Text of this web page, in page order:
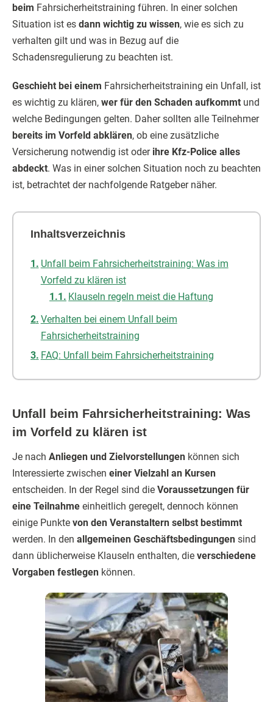
beim Fahrsicherheitstraining führen. In einer solchen
Situation ist es dann wichtig zu wissen, wie es sich zu
verhalten gilt und was in Bezug auf die
Schadensregulierung zu beachten ist.
Geschieht bei einem Fahrsicherheitstraining ein Unfall, ist
es wichtig zu klären, wer für den Schaden aufkommt und
welche Bedingungen gelten. Daher sollten alle Teilnehmer
bereits im Vorfeld abklären, ob eine zusätzliche
Versicherung notwendig ist oder ihre Kfz-Police alles
abdeckt. Was in einer solchen Situation noch zu beachten
ist, betrachtet der nachfolgende Ratgeber näher.
Inhaltsverzeichnis
Unfall beim Fahrsicherheitstraining: Was im
Vorfeld zu klären ist
Klauseln regeln meist die Haftung
Verhalten bei einem Unfall beim
Fahrsicherheitstraining
FAQ: Unfall beim Fahrsicherheitstraining
Unfall beim Fahrsicherheitstraining: Was
im Vorfeld zu klären ist
Je nach Anliegen und Zielvorstellungen können sich
Interessierte zwischen einer Vielzahl an Kursen
entscheiden. In der Regel sind die Voraussetzungen für
eine Teilnahme einheitlich geregelt, dennoch können
einige Punkte von den Veranstaltern selbst bestimmt
werden. In den allgemeinen Geschäftsbedingungen sind
dann üblicherweise Klauseln enthalten, die verschiedene
Vorgaben festlegen können.